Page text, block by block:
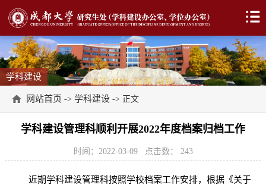
学科建设
网站首页 -> 学科建设 -> 正文
学科建设管理科顺利开展2022年度档案归档工作
时间：2022-03-09 点击数： 243
近期学科建设管理科按照学校档案工作安排，根据《关于